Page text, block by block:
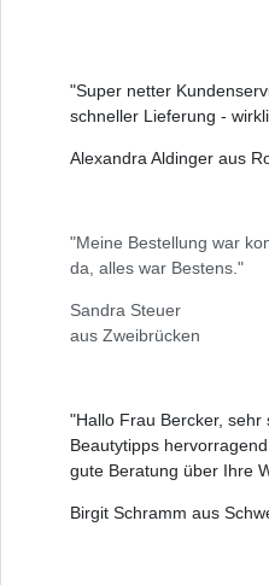
"Super netter
schneller Lieferung -
Alexandra Aldinger aus
"Meine Bestellung war
da, alles war Bestens."
Sandra Steuer
aus Zweibrücken
"Hallo Frau Bercker,
Beautytipps
gute Beratung über Ihre
Birgit Schramm aus